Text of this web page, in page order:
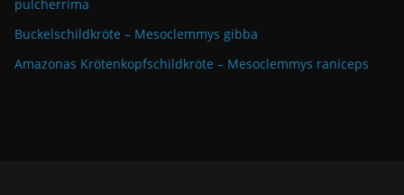
pulcherrima
Buckelschildkröte – Mesoclemmys gibba
Amazonas Krötenkopfschildkröte – Mesoclemmys raniceps